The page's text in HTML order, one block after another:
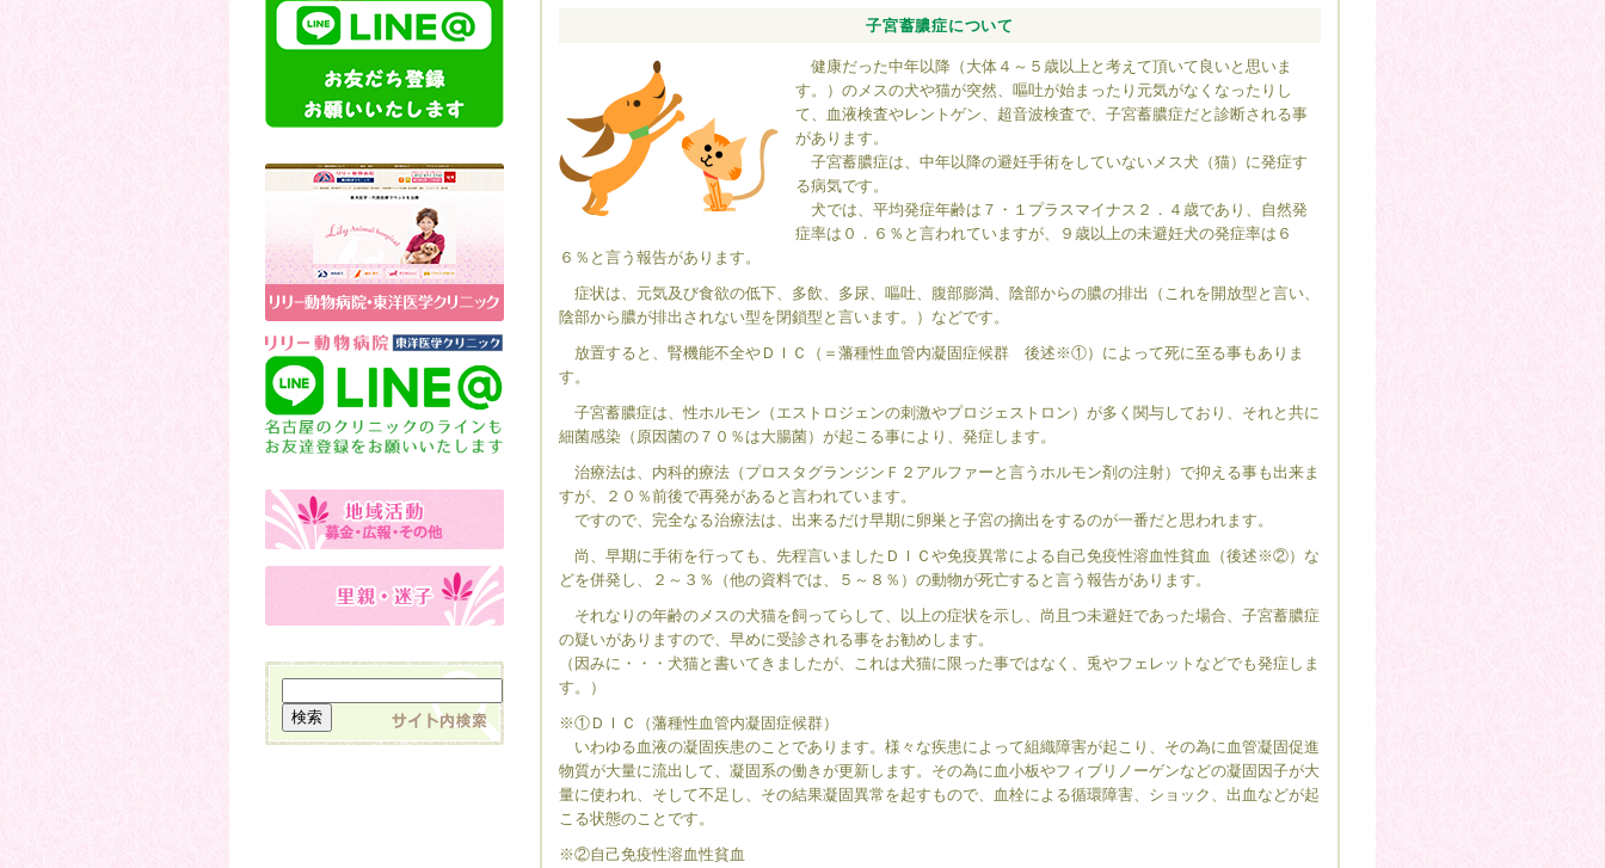
子宮蓄膿症について
健康だった中年以降（大体４～５歳以上と考えて頂いて良いと思いま
す。）のメスの犬や猫が突然、嘔吐が始まったり元気がなくなったりし
て、血液検査やレントゲン、超音波検査で、子宮蓄膿症だと診断される事
があります。
子宮蓄膿症は、中年以降の避妊手術をしていないメス犬（猫）に発症す
る病気です。
犬では、平均発症年齢は７・１プラスマイナス２．４歳であり、自然発
症率は０．６％と言われていますが、９歳以上の未避妊犬の発症率は６
６％と言う報告があります。
症状は、元気及び食欲の低下、多飲、多尿、嘔吐、腹部膨満、陰部からの膿の排出（これを開放型と言い、
陰部から膿が排出されない型を閉鎖型と言います。）などです。
放置すると、腎機能不全やＤＩＣ（＝藩種性血管内凝固症候群 後述※①）によって死に至る事もありま
す。
子宮蓄膿症は、性ホルモン（エストロジェンの刺激やプロジェストロン）が多く関与しており、それと共に
細菌感染（原因菌の７０％は大腸菌）が起こる事により、発症します。
治療法は、内科的療法（プロスタグランジンＦ２アルファーと言うホルモン剤の注射）で抑える事も出来ま
すが、２０％前後で再発があると言われています。
ですので、完全なる治療法は、出来るだけ早期に卵巣と子宮の摘出をするのが一番だと思われます。
尚、早期に手術を行っても、先程言いましたＤＩＣや免疫異常による自己免疫性溶血性貧血（後述※②）な
どを併発し、２～３％（他の資料では、５～８％）の動物が死亡すると言う報告があります。
それなりの年齢のメスの犬猫を飼ってらして、以上の症状を示し、尚且つ未避妊であった場合、子宮蓄膿症
の疑いがありますので、早めに受診される事をお勧めします。
（因みに・・・犬猫と書いてきましたが、これは犬猫に限った事ではなく、兎やフェレットなどでも発症しま
す。）
※①ＤＩＣ（藩種性血管内凝固症候群）
いわゆる血液の凝固疾患のことであります。様々な疾患によって組織障害が起こり、その為に血管凝固促進
物質が大量に流出して、凝固系の働きが更新します。その為に血小板やフィブリノーゲンなどの凝固因子が大
量に使われ、そして不足し、その結果凝固異常を起すもので、血栓による循環障害、ショック、出血などが起
こる状態のことです。
※②自己免疫性溶血性貧血